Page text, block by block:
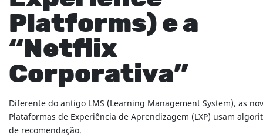
Platforms) e a
“Netflix
Corporativa”
Diferente do antigo LMS (Learning Management System), as
Plataformas de Experiência de Aprendizagem (LXP) usam
de recomendação.